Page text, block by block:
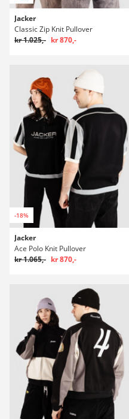
Jacker
Classic Zip Knit Pullover
kr 1.025,- kr 870,-
-18%
Jacker
Ace Polo Knit Pullover
kr 1.065,- kr 870,-